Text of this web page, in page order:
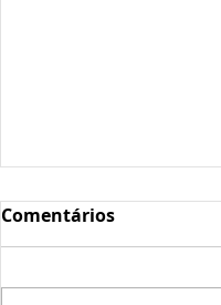
Comentários